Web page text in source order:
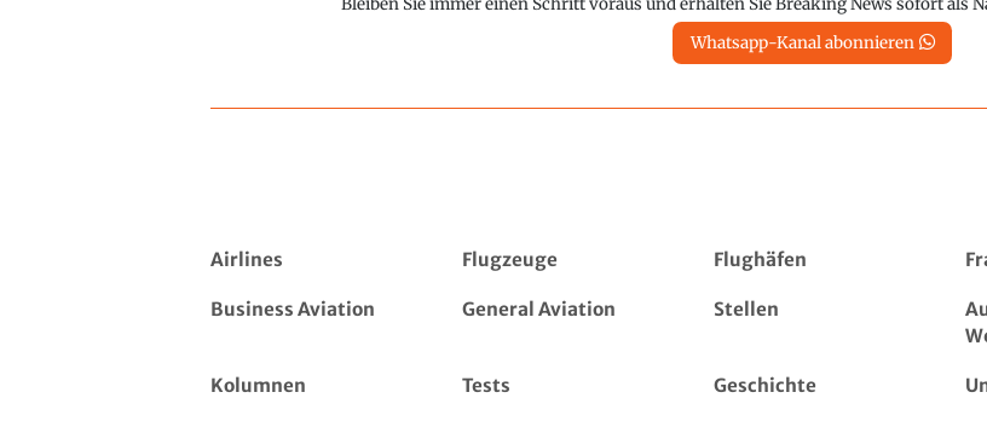
Bleiben Sie immer einen Schritt voraus und erhalten Sie Breaking News sofort als
Whatsapp-Kanal abonnieren
Airlines Flugzeuge Flughäfen
Business Aviation General Aviation Stellen
Kolumnen Tests Geschichte